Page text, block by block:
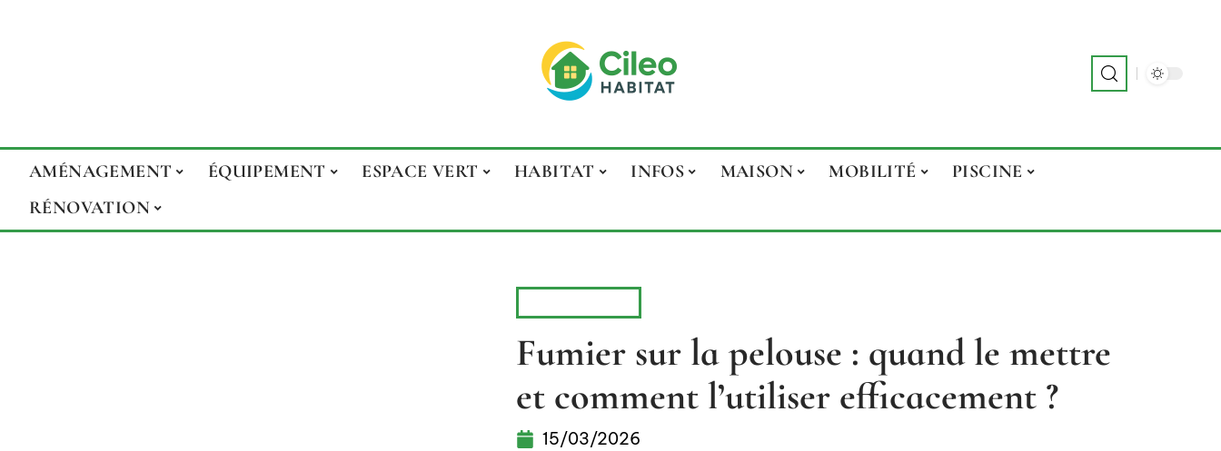
AMÉNAGEMENT ÉQUIPEMENT ESPACE VERT HABITAT INFOS MAISON MOBILITÉ
PISCINE
RÉNOVATION
Fumier sur la pelouse : quand le mettre
et comment l’utiliser efficacement ?
15/03/2026